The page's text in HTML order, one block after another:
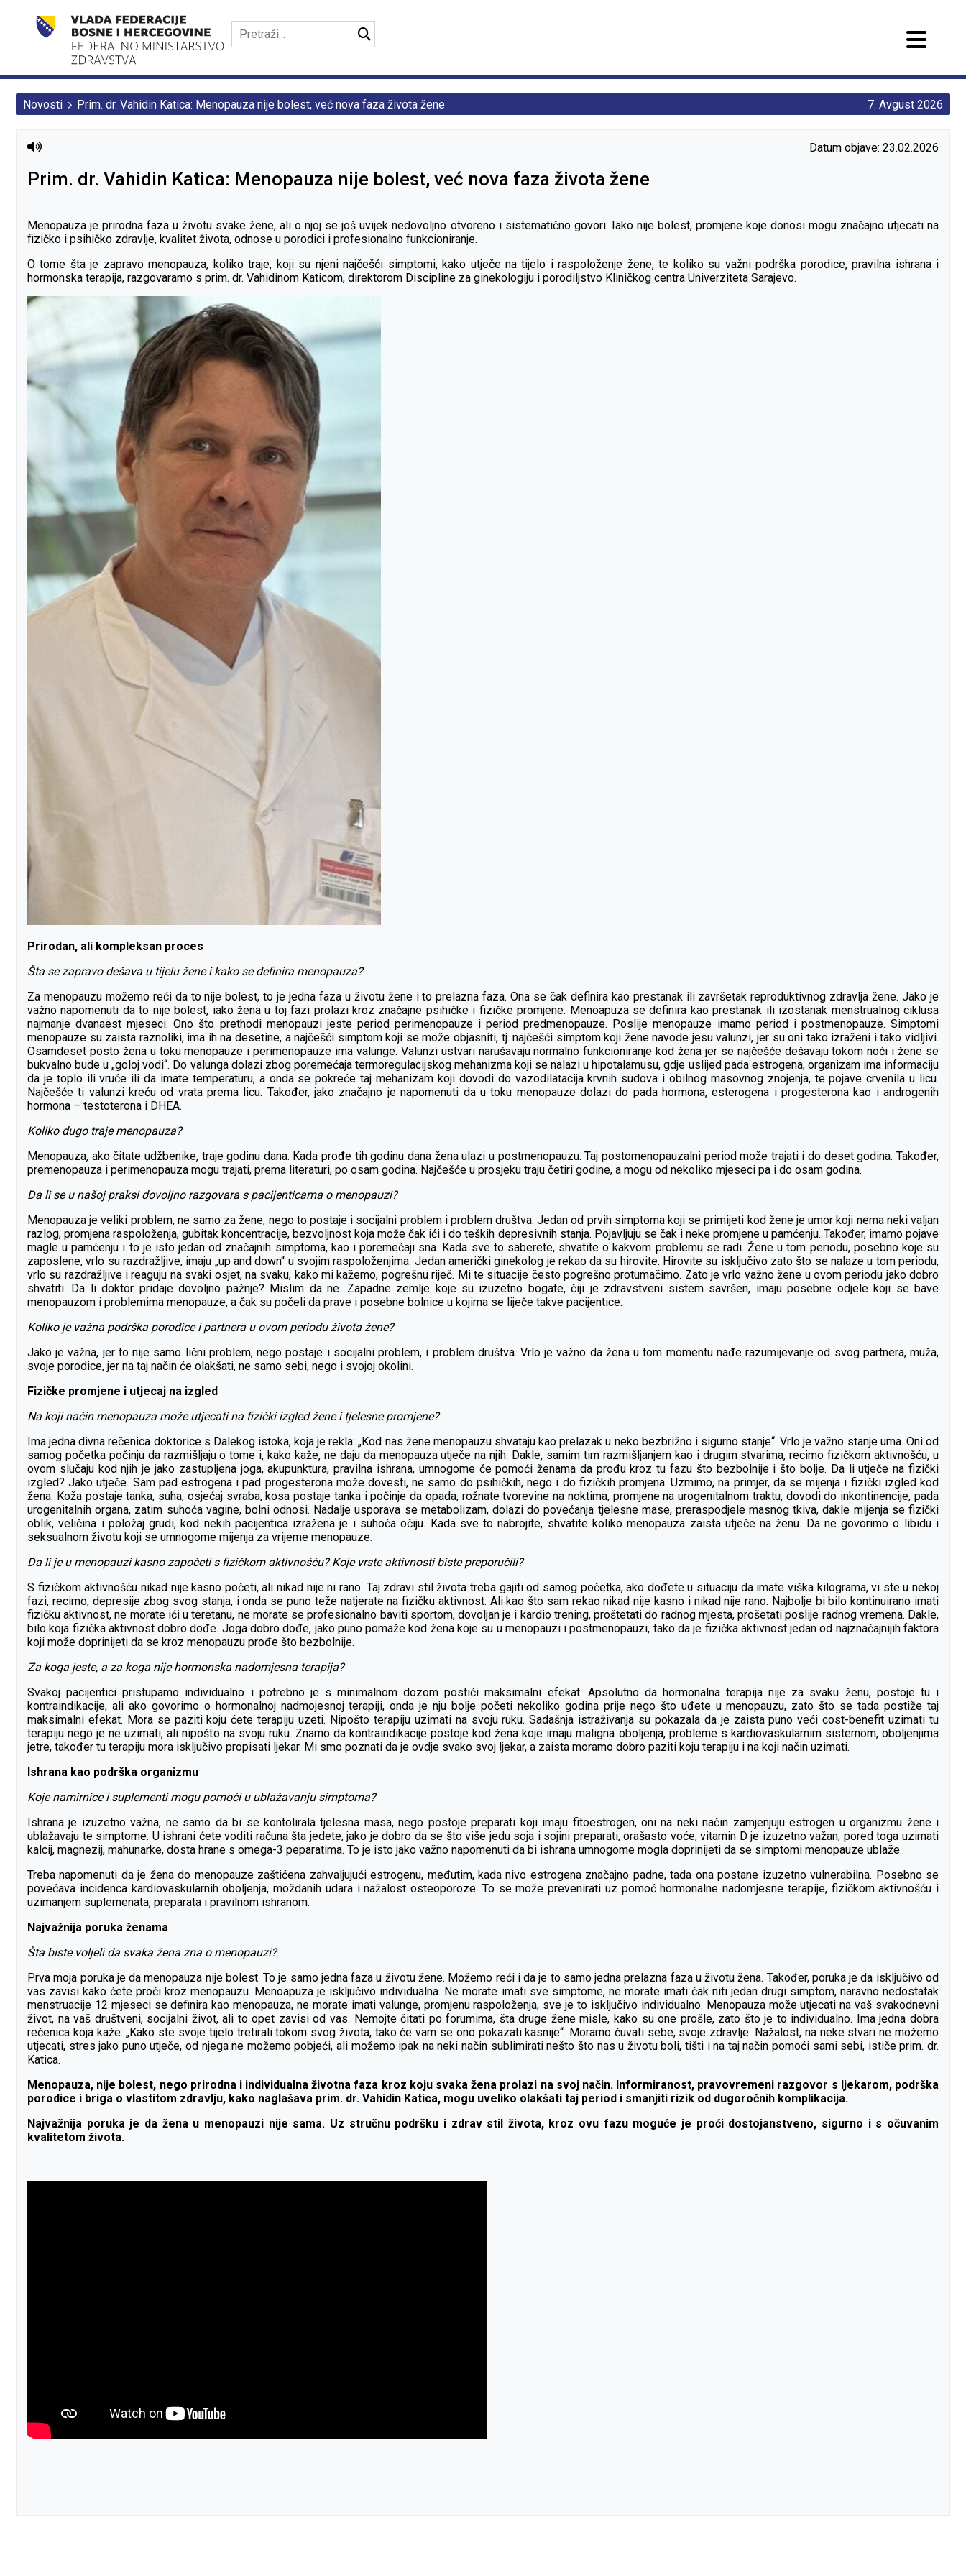
Novosti Prim. dr. Vahidin Katica: Menopauza nije bolest, već nova faza života žene 7. Avgust 2026
Datum objave: 23.02.2026
Prim. dr. Vahidin Katica: Menopauza nije bolest, već nova faza života žene
Menopauza je prirodna faza u životu svake žene, ali o njoj se još uvijek nedovoljno otvoreno i sistematično govori. Iako nije bolest, promjene koje donosi mogu značajno utjecati na
fizičko i psihičko zdravlje, kvalitet života, odnose u porodici i profesionalno funkcioniranje.
O tome šta je zapravo menopauza, koliko traje, koji su njeni najčešći simptomi, kako utječe na tijelo i raspoloženje žene, te koliko su važni podrška porodice, pravilna ishrana i
hormonska terapija, razgovaramo s prim. dr. Vahidinom Katicom, direktorom Discipline za ginekologiju i porodiljstvo Kliničkog centra Univerziteta Sarajevo.
Prirodan, ali kompleksan proces
Šta se zapravo dešava u tijelu žene i kako se definira menopauza?
Za menopauzu možemo reći da to nije bolest, to je jedna faza u životu žene i to prelazna faza. Ona se čak definira kao prestanak ili završetak reproduktivnog zdravlja žene. Jako je
važno napomenuti da to nije bolest, iako žena u toj fazi prolazi kroz značajne psihičke i fizičke promjene. Menoapuza se definira kao prestanak ili izostanak menstrualnog ciklusa
najmanje dvanaest mjeseci. Ono što prethodi menopauzi jeste period perimenopauze i period predmenopauze. Poslije menopauze imamo period i postmenopauze. Simptomi
menopauze su zaista raznoliki, ima ih na desetine, a najčešći simptom koji se može objasniti, tj. najčešći simptom koji žene navode jesu valunzi, jer su oni tako izraženi i tako vidljivi.
Osamdeset posto žena u toku menopauze i perimenopauze ima valunge. Valunzi ustvari narušavaju normalno funkcioniranje kod žena jer se najčešće dešavaju tokom noći i žene se
bukvalno bude u „goloj vodi“. Do valunga dolazi zbog poremećaja termoregulacijskog mehanizma koji se nalazi u hipotalamusu, gdje uslijed pada estrogena, organizam ima informaciju
da je toplo ili vruće ili da imate temperaturu, a onda se pokreće taj mehanizam koji dovodi do vazodilatacija krvnih sudova i obilnog masovnog znojenja, te pojave crvenila u licu.
Najčešće ti valunzi kreću od vrata prema licu. Također, jako značajno je napomenuti da u toku menopauze dolazi do pada hormona, esterogena i progesterona kao i androgenih
hormona – testoterona i DHEA.
Koliko dugo traje menopauza?
Menopauza, ako čitate udžbenike, traje godinu dana. Kada prođe tih godinu dana žena ulazi u postmenopauzu. Taj postomenopauzalni period može trajati i do deset godina. Također,
premenopauza i perimenopauza mogu trajati, prema literaturi, po osam godina. Najčešće u prosjeku traju četiri godine, a mogu od nekoliko mjeseci pa i do osam godina.
Da li se u našoj praksi dovoljno razgovara s pacijenticama o menopauzi?
Menopauza je veliki problem, ne samo za žene, nego to postaje i socijalni problem i problem društva. Jedan od prvih simptoma koji se primijeti kod žene je umor koji nema neki valjan
razlog, promjena raspoloženja, gubitak koncentracije, bezvoljnost koja može čak ići i do teških depresivnih stanja. Pojavljuju se čak i neke promjene u pamćenju. Također, imamo pojave
magle u pamćenju i to je isto jedan od značajnih simptoma, kao i poremećaji sna. Kada sve to saberete, shvatite o kakvom problemu se radi. Žene u tom periodu, posebno koje su
zaposlene, vrlo su razdražljive, imaju „up and down“ u svojim raspoloženjima. Jedan američki ginekolog je rekao da su hirovite. Hirovite su isključivo zato što se nalaze u tom periodu,
vrlo su razdražljive i reaguju na svaki osjet, na svaku, kako mi kažemo, pogrešnu riječ. Mi te situacije često pogrešno protumačimo. Zato je vrlo važno žene u ovom periodu jako dobro
shvatiti. Da li doktor pridaje dovoljno pažnje? Mislim da ne. Zapadne zemlje koje su izuzetno bogate, čiji je zdravstveni sistem savršen, imaju posebne odjele koji se bave
menopauzom i problemima menopauze, a čak su počeli da prave i posebne bolnice u kojima se liječe takve pacijentice.
Koliko je važna podrška porodice i partnera u ovom periodu života žene?
Jako je važna, jer to nije samo lični problem, nego postaje i socijalni problem, i problem društva. Vrlo je važno da žena u tom momentu nađe razumijevanje od svog partnera, muža,
svoje porodice, jer na taj način će olakšati, ne samo sebi, nego i svojoj okolini.
Fizičke promjene i utjecaj na izgled
Na koji način menopauza može utjecati na fizički izgled žene i tjelesne promjene?
Ima jedna divna rečenica doktorice s Dalekog istoka, koja je rekla: „Kod nas žene menopauzu shvataju kao prelazak u neko bezbrižno i sigurno stanje“. Vrlo je važno stanje uma. Oni od
samog početka počinju da razmišljaju o tome i, kako kaže, ne daju da menopauza utječe na njih. Dakle, samim tim razmišljanjem kao i drugim stvarima, recimo fizičkom aktivnošću, u
ovom slučaju kod njih je jako zastupljena joga, akupunktura, pravilna ishrana, umnogome će pomoći ženama da prođu kroz tu fazu što bezbolnije i što bolje. Da li utječe na fizički
izgled? Jako utječe. Sam pad estrogena i pad progesterona može dovesti, ne samo do psihičkih, nego i do fizičkih promjena. Uzmimo, na primjer, da se mijenja i fizički izgled kod
žena. Koža postaje tanka, suha, osjećaj svraba, kosa postaje tanka i počinje da opada, rožnate tvorevine na noktima, promjene na urogenitalnom traktu, dovodi do inkontinencije, pada
urogenitalnih organa, zatim suhoća vagine, bolni odnosi. Nadalje usporava se metabolizam, dolazi do povećanja tjelesne mase, preraspodjele masnog tkiva, dakle mijenja se fizički
oblik, veličina i položaj grudi, kod nekih pacijentica izražena je i suhoća očiju. Kada sve to nabrojite, shvatite koliko menopauza zaista utječe na ženu. Da ne govorimo o libidu i
seksualnom životu koji se umnogome mijenja za vrijeme menopauze.
Da li je u menopauzi kasno započeti s fizičkom aktivnošću?Koje vrste aktivnosti biste preporučili?
S fizičkom aktivnošću nikad nije kasno početi, ali nikad nije ni rano. Taj zdravi stil života treba gajiti od samog početka, ako dođete u situaciju da imate viška kilograma, vi ste u nekoj
fazi, recimo, depresije zbog svog stanja, i onda se puno teže natjerate na fizičku aktivnost. Ali kao što sam rekao nikad nije kasno i nikad nije rano. Najbolje bi bilo kontinuirano imati
fizičku aktivnost, ne morate ići u teretanu, ne morate se profesionalno baviti sportom, dovoljan je i kardio trening, proštetati do radnog mjesta, prošetati poslije radnog vremena. Dakle,
bilo koja fizička aktivnost dobro dođe. Joga dobro dođe, jako puno pomaže kod žena koje su u menopauzi i postmenopauzi, tako da je fizička aktivnost jedan od najznačajnijih faktora
koji može doprinijeti da se kroz menopauzu prođe što bezbolnije.
Za koga jeste, a za koga nije hormonska nadomjesna terapija?
Svakoj pacijentici pristupamo individualno i potrebno je s minimalnom dozom postići maksimalni efekat. Apsolutno da hormonalna terapija nije za svaku ženu, postoje tu i
kontraindikacije, ali ako govorimo o hormonalnoj nadmojesnoj terapiji, onda je nju bolje početi nekoliko godina prije nego što uđete u menopauzu, zato što se tada postiže taj
maksimalni efekat. Mora se paziti koju ćete terapiju uzeti. Nipošto terapiju uzimati na svoju ruku. Sadašnja istraživanja su pokazala da je zaista puno veći cost-benefit uzimati tu
terapiju nego je ne uzimati, ali nipošto na svoju ruku. Znamo da kontraindikacije postoje kod žena koje imaju maligna oboljenja, probleme s kardiovaskularnim sistemom, oboljenjima
jetre, također tu terapiju mora isključivo propisati ljekar. Mi smo poznati da je ovdje svako svoj ljekar, a zaista moramo dobro paziti koju terapiju i na koji način uzimati.
Ishrana kao podrška organizmu
Koje namirnice i suplementi mogu pomoći u ublažavanju simptoma?
Ishrana je izuzetno važna, ne samo da bi se kontolirala tjelesna masa, nego postoje preparati koji imaju fitoestrogen, oni na neki način zamjenjuju estrogen u organizmu žene i
ublažavaju te simptome. U ishrani ćete voditi računa šta jedete, jako je dobro da se što više jedu soja i sojini preparati, orašasto voće, vitamin D je izuzetno važan, pored toga uzimati
kalcij, magnezij, mahunarke, dosta hrane s omega-3 peparatima. To je isto jako važno napomenuti da bi ishrana umnogome mogla doprinijeti da se simptomi menopauze ublaže.
Treba napomenuti da je žena do menopauze zaštićena zahvaljujući estrogenu, međutim, kada nivo estrogena značajno padne, tada ona postane izuzetno vulnerabilna. Posebno se
povećava incidenca kardiovaskularnih oboljenja, moždanih udara i nažalost osteoporoze. To se može prevenirati uz pomoć hormonalne nadomjesne terapije, fizičkom aktivnošću i
uzimanjem suplemenata, preparata i pravilnom ishranom.
Najvažnija poruka ženama
Šta biste voljeli da svaka žena zna o menopauzi?
Prva moja poruka je da menopauza nije bolest. To je samo jedna faza u životu žene. Možemo reći i da je to samo jedna prelazna faza u životu žena. Također, poruka je da isključivo od
vas zavisi kako ćete proći kroz menopauzu. Menoapuza je isključivo individualna. Ne morate imati sve simptome, ne morate imati čak niti jedan drugi simptom, naravno nedostatak
menstruacije 12 mjeseci se definira kao menopauza, ne morate imati valunge, promjenu raspoloženja, sve je to isključivo individualno. Menopauza može utjecati na vaš svakodnevni
život, na vaš društveni, socijalni život, ali to opet zavisi od vas. Nemojte čitati po forumima, šta druge žene misle, kako su one prošle, zato što je to individualno. Ima jedna dobra
rečenica koja kaže: „Kako ste svoje tijelo tretirali tokom svog života, tako će vam se ono pokazati kasnije“. Moramo čuvati sebe, svoje zdravlje. Nažalost, na neke stvari ne možemo
utjecati, stres jako puno utječe, od njega ne možemo pobjeći, ali možemo ipak na neki način sublimirati nešto što nas u životu boli, tišti i na taj način pomoći sami sebi, ističe prim. dr.
Katica.
Menopauza, nije bolest, nego prirodna i individualna životna faza kroz koju svaka žena prolazi na svoj način. Informiranost, pravovremeni razgovor s ljekarom, podrška
porodice i briga o vlastitom zdravlju, kako naglašava prim. dr. Vahidin Katica, mogu uveliko olakšati taj period i smanjiti rizik od dugoročnih komplikacija.
Najvažnija poruka je da žena u menopauzi nije sama. Uz stručnu podršku i zdrav stil života, kroz ovu fazu moguće je proći dostojanstveno, sigurno i s očuvanim
kvalitetom života.